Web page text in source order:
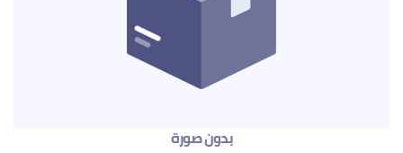
بدون صورة